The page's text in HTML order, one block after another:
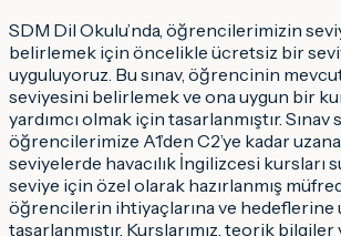
SDM Dil Okulu’nda, öğrencilerimizin
belirlemek için öncelikle ücretsiz bir
uyguluyoruz. Bu sınav, öğrencinin
seviyesini belirlemek ve ona uygun bir
yardımcı olmak için tasarlanmıştır.
öğrencilerimize A1’den C2’ye kadar
seviyelerde havacılık İngilizcesi kursları
seviye için özel olarak hazırlanmış
öğrencilerin ihtiyaçlarına ve hedeflerine
tasarlanmıştır. Kurslarımız, teorik bilgiler